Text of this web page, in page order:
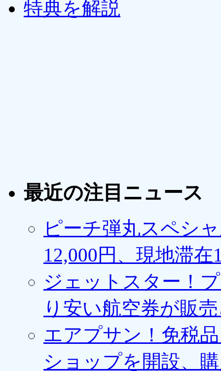
最近の注目ニュース
ピーチ弾丸スペシ
12,000円、現地滞
ジェットスター！
り安い航空券が販
エアプサン！免税
ショップを開設、